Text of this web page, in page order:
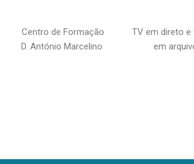
Centro de Formação
D. António Marcelino
TV em direto e
em